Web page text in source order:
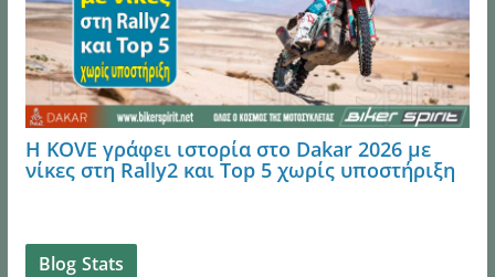
Η KOVE γράφει ιστορία στο Dakar 2026 με
νίκες στη Rally2 και Top 5 χωρίς υποστήριξη
Blog Stats